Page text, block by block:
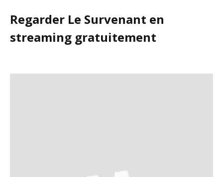
Regarder Le Survenant en
streaming gratuitement